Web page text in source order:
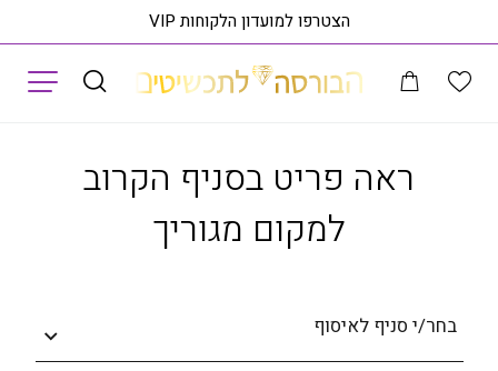
הצטרפו למועדון הלקוחות VIP
ראה פריט בסניף הקרוב
למקום מגוריך
בחר/י סניף לאיסוף